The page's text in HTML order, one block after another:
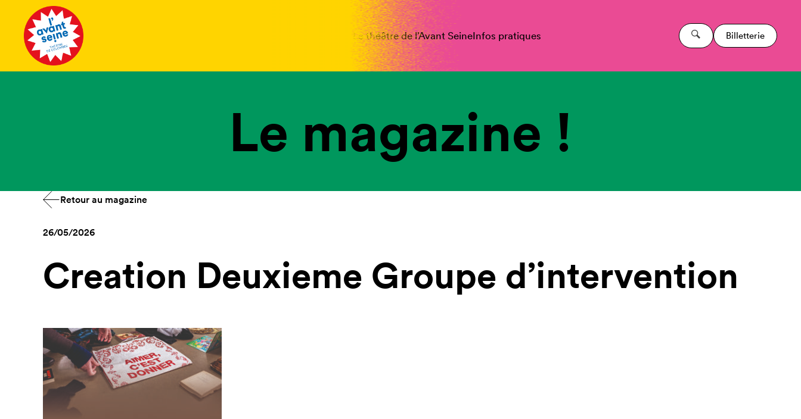
Le théâtre de l’Avant SeineInfos pratiques Billetterie
Le magazine !
Retour au magazine
26/05/2026
Creation Deuxieme Groupe d’intervention